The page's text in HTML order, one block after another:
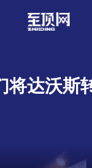
将达沃斯